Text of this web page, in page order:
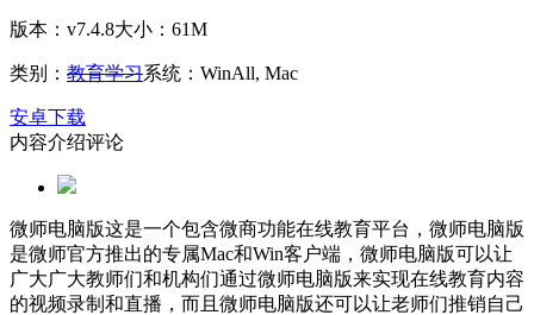
版本：v7.4.8大小：61M
类别： 教育学习系统：WinAll, Mac
安卓下载
内容介绍评论
微师电脑版这是一个包含微商功能在线教育平台，微师电脑版
是微师官方推出的专属Mac和Win客户端，微师电脑版可以让
广大广大教师们和机构们通过微师电脑版来实现在线教育内容
的视频录制和直播，而且微师电脑版还可以让老师们推销自己